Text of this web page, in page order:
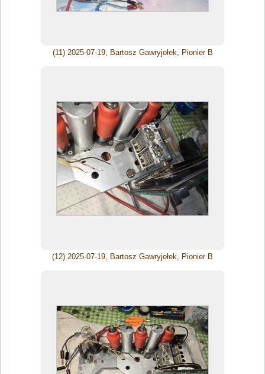
(11) 2025-07-19, Bartosz Gawryjołek, Pionier B
(12) 2025-07-19, Bartosz Gawryjołek, Pionier B